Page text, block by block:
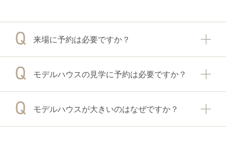
来場に予約は必要ですか？
モデルハウスの見学に予約は必要ですか？
モデルハウスが大きいのはなぜですか？